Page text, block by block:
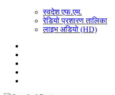
स्वदेश एफ.एम.
रेडियो प्रशारण तालिका
लाइभ अडियो (HD)